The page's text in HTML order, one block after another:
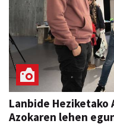
Lanbide Heziketako
Azokaren lehen